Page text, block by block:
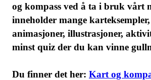
og kompass ved å ta i bruk vårt
inneholder mange
animasjoner, illustrasjoner,
minst quiz der du kan vinne
Du finner det her: Kart og